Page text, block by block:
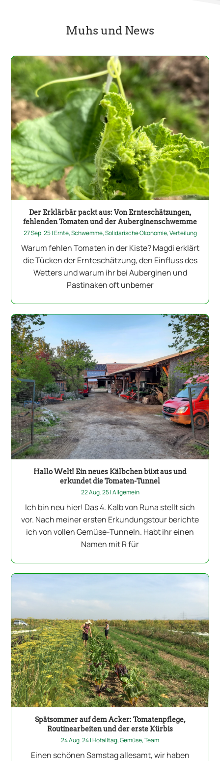
Muhs und News
Der Erklärbär packt aus: Von Ernteschätzungen,
fehlenden Tomaten und der Auberginenschwemme
27 Sep. 25|Ernte,Schwemme,Solidarische Ökonomie,Verteilung
Warum fehlen Tomaten in der Kiste? Magdi erklärt
die Tücken der Ernteschätzung, den Einfluss des
Wetters und warum ihr bei Auberginen und
Pastinaken oft unbemer
Hallo Welt! Ein neues Kälbchen büxt aus und
erkundet die Tomaten-Tunnel
22 Aug. 25|Allgemein
Ich bin neu hier! Das 4. Kalb von Runa stellt sich
vor. Nach meiner ersten Erkundungstour berichte
ich von vollen Gemüse-Tunneln. Habt ihr einen
Namen mit R für
Spätsommer auf dem Acker: Tomatenpflege,
Routinearbeiten und der erste Kürbis
24 Aug. 24|Hofalltag,Gemüse,Team
Einen schönen Samstag allesamt, wir haben